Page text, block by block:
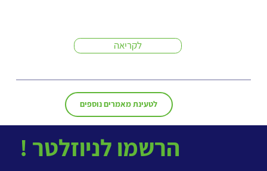
לטעינת מאמרים נוספים
לקריאה
! הרשמו לניוזלטר